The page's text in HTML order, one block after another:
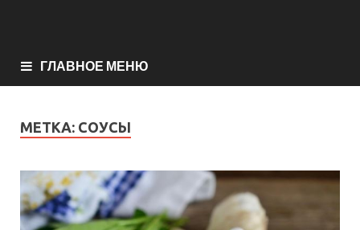
ГЛАВНОЕ МЕНЮ
МЕТКА: СОУСЫ